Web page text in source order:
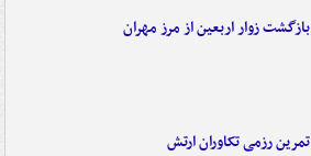
بازگشت زوار اربعین از مرز مهران
تمرین رزمی تکاوران ارتش